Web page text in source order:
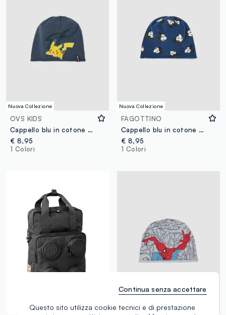
Nuova Collezione
OVS KIDS
Cappello blu in cotone elasticizzato con stampa Pokémon
€ 8,95
1 Colori
Nuova Collezione
FAGOTTINO
Cappello blu in cotone organico elasticizzato jersey con stampe Mickey
€ 8,95
1 Colori
© MARVEL
Questo sito utilizza cookie tecnici e di prestazione
Continua senza accettare